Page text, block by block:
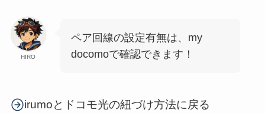
HIRO
ペア回線の設定有無は、my
docomoで確認できます！
irumoとドコモ光の紐づけ方法に戻る